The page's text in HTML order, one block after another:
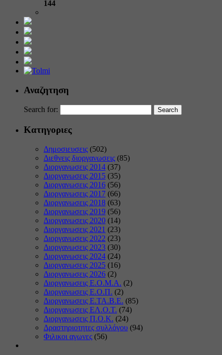
144
Αναζητηση
Search for:
Κατηγοριες
Δημοσιευσεις (502)
Διεθνεις διοργανωσεις (85)
Διοργανωσεις 2014 (37)
Διοργανωσεις 2015 (35)
Διοργανωσεις 2016 (56)
Διοργανωσεις 2017 (66)
Διοργανωσεις 2018 (63)
Διοργανωσεις 2019 (56)
Διοργανωσεις 2020 (14)
Διοργανωσεις 2021 (23)
Διοργανωσεις 2022 (23)
Διοργανωσεις 2023 (30)
Διοργανωσεις 2024 (24)
Διοργανωσεις 2025 (16)
Διοργανωσεις 2026 (2)
Διοργανωσεις Ε.Ο.Μ.Α. (2)
Διοργανωσεις Ε.Ο.Π. (2)
Διοργανωσεις Ε.ΤΑ.Β.Ε. (85)
Διοργανωσεις ΕΛ.Ο.Τ. (74)
Διοργανωσεις Π.Ο.Κ. (24)
Δραστηριοτητες συλλόγου (94)
Φιλικοι αγωνες (56)